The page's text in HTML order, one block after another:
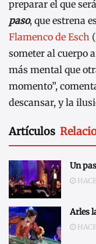
preparar el que
paso, que estrena
Flamenco de Esch
someter al cuerpo
más mental que
momento”,
descansar, y la
Artículos
Un
Arles